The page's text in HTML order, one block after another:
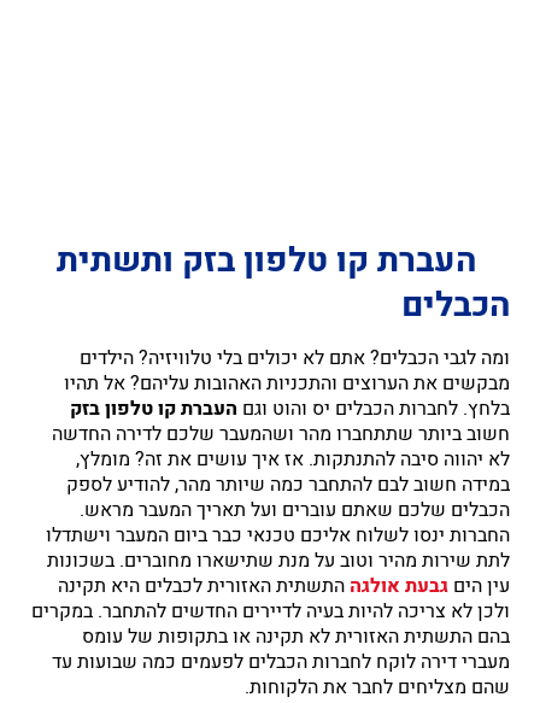
העברת קו טלפון בזק ותשתית
הכבלים
ומה לגבי הכבלים? אתם לא יכולים בלי טלוויזיה? הילדים
מבקשים את הערוצים והתכניות האהובות עליהם? אל תהיו
בלחץ. לחברות הכבלים יס והוט וגם העברת קו טלפון בזק
חשוב ביותר שתתחברו מהר ושהמעבר שלכם לדירה החדשה
לא יהווה סיבה להתנתקות. אז איך עושים את זה? מומלץ,
במידה חשוב לבם להתחבר כמה שיותר מהר, להודיע לספק
הכבלים שלכם שאתם עוברים ועל תאריך המעבר מראש.
החברות ינסו לשלוח אליכם טכנאי כבר ביום המעבר וישתדלו
לתת שירות מהיר וטוב על מנת שתישארו מחוברים. בשכונות
עין הים גבעת אולגה התשתית האזורית לכבלים היא תקינה
ולכן לא צריכה להיות בעיה לדיירים החדשים להתחבר. במקרים
בהם התשתית האזורית לא תקינה או בתקופות של עומס
מעברי דירה לוקח לחברות הכבלים לפעמים כמה שבועות עד
שהם מצליחים לחבר את הלקוחות.